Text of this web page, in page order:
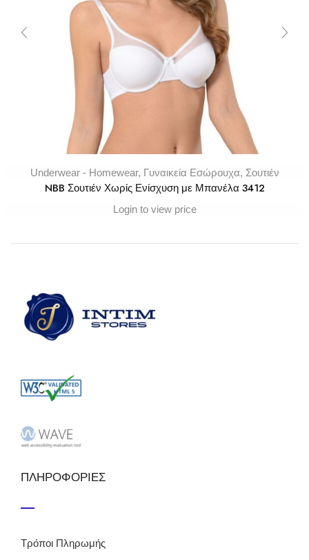
Underwear - Homewear, Γυναικεία Εσώρουχα, Σουτιέν
NBB Σουτιέν Χωρίς Ενίσχυση με Μπανέλα 3412
Login to view price
ΠΛΗΡΟΦΟΡΙΕΣ
Τρόποι Πληρωμής